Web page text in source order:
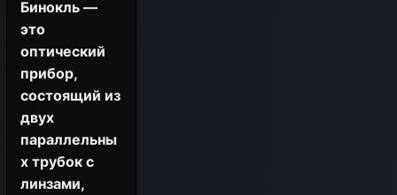
Бинокль —
это
оптический
прибор,
состоящий из
двух
параллельны
х трубок с
линзами,